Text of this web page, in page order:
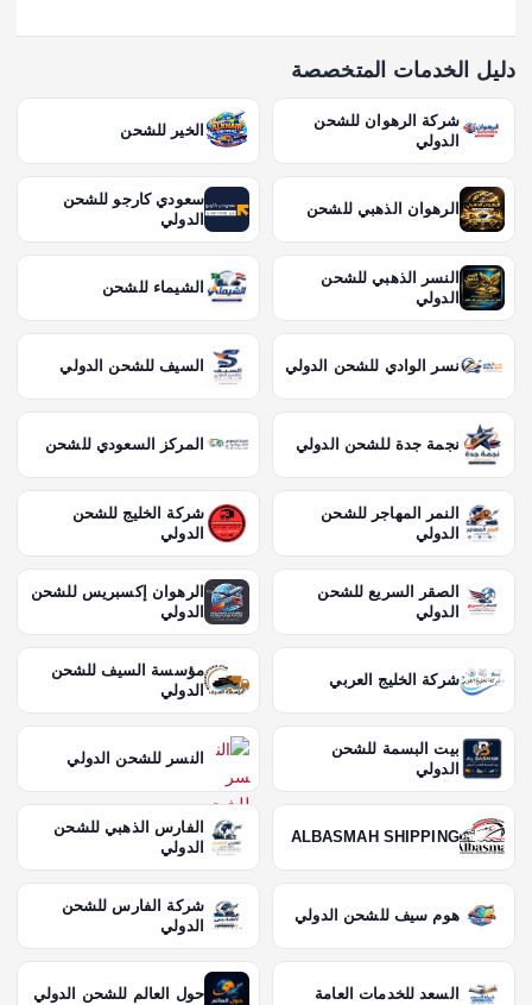
دليل الخدمات المتخصصة
شركة الرهوان للشحن
الدولي
الخير للشحن
الرهوان الذهبي للشحن
سعودي كارجو للشحن
الدولي
النسر الذهبي للشحن
الدولي
الشيماء للشحن
نسر الوادي للشحن الدولي السيف للشحن الدولي
نجمة جدة للشحن الدولي المركز السعودي للشحن
النمر المهاجر للشحن
الدولي
شركة الخليج للشحن
الدولي
الصقر السريع للشحن
الدولي
الرهوان إكسبريس للشحن
الدولي
شركة الخليج العربي
مؤسسة السيف للشحن
الدولي
بيت البسمة للشحن
الدولي
النسر للشحن الدولي
ALBASMAH SHIPPING
الفارس الذهبي للشحن
الدولي
هوم سيف للشحن الدولي
شركة الفارس للشحن
الدولي
السعد للخدمات العامة حول العالم للشحن الدولي